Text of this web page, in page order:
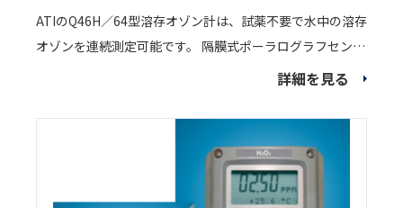
ATIのQ46H／64型溶存オゾン計は、試薬不要で水中の溶存
オゾンを連続測定可能です。 隔膜式ポーラログラフセンサ
ーを採用しており、電極が直接測定液に触れることがあり
定も可能です。電極が汚れにくいため長寿命で、省コスト
100ppm以上の高濃度に対応しているため幅広い濃度での
測定にご使用いただけます。
詳細を見る